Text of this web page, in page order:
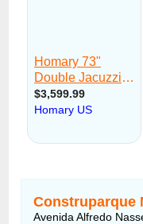
Construparque
Avenida Alfredo